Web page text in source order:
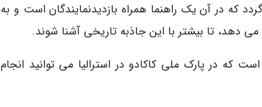
می گردد که در آن یک راهنما همراه بازدیدنمایندگان است و به
که در پارک ملی کاکادو در استرالیا می توانید انجام